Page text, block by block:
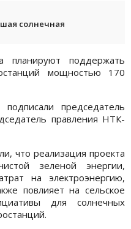
солнечная
планируют поддержать
мощностью 170
председатель
правления НТК-
что реализация проекта
зеленой энергии,
на электроэнергию,
повлияет на сельское
для солнечных